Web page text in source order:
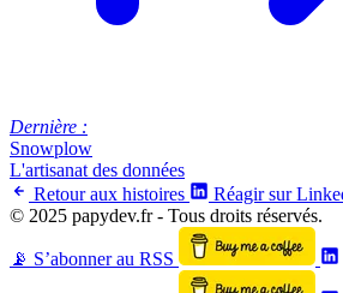
Dernière :
Snowplow
L'artisanat des données
Retour aux histoires
Réagir sur
© 2025 papydev.fr - Tous droits réservés.
📡 S’abonner au RSS